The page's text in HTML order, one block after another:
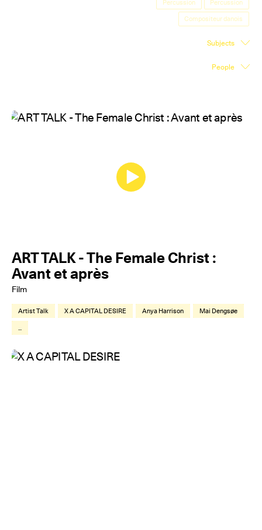
Fr
Percussion
Percussion
Compositeur danois
Subjects
People
ART TALK - The Female Christ :
Avant et après
Film
Artist Talk X A CAPITAL DESIRE Anya Harrison
Mai Dengsøe
...